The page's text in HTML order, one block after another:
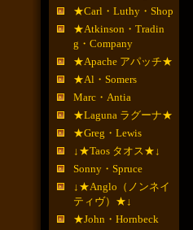
★Carl・Luthy・Shop
★Atkinson・Tradin
g・Company
★Apache アパッチ★
★Al・Somers
Marc・Antia
★Laguna ラグーナ★
★Greg・Lewis
↓★Taos タオス★↓
Sonny・Spruce
↓★Anglo（ノンネイ
ティヴ）★↓
★John・Hornbeck